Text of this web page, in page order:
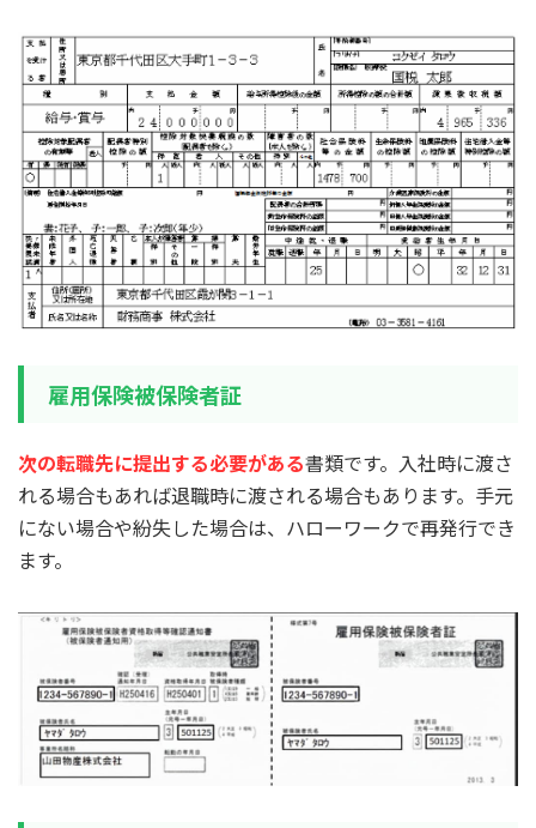
雇用保険被保険者証
次の転職先に提出する必要がある書類です。入社時に渡さ
れる場合もあれば退職時に渡される場合もあります。手元
にない場合や紛失した場合は、ハローワークで再発行でき
ます。